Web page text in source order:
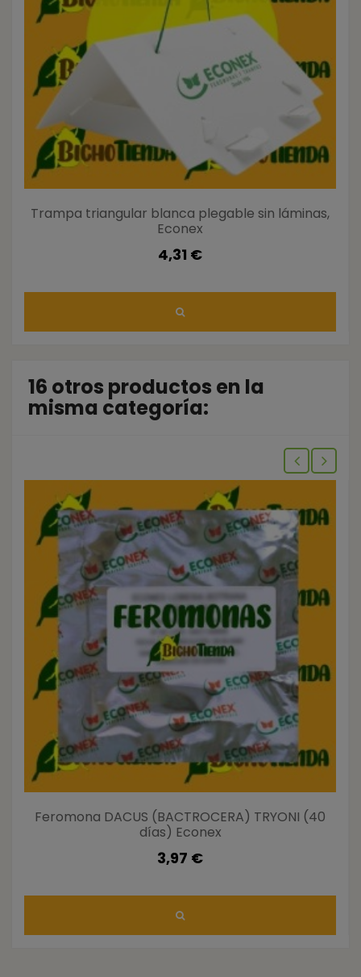
Trampa triangular blanca plegable sin láminas,
Econex
4,31 €
16 otros productos en la
misma categoría:
Feromona DACUS (BACTROCERA) TRYONI (40
días) Econex
3,97 €